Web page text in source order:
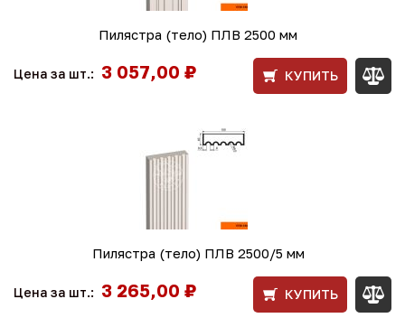
Пилястра (тело) ПЛВ 2500 мм
Цена за шт.: 3 057,00 ₽ КУПИТЬ
Пилястра (тело) ПЛВ 2500/5 мм
Цена за шт.: 3 265,00 ₽ КУПИТЬ